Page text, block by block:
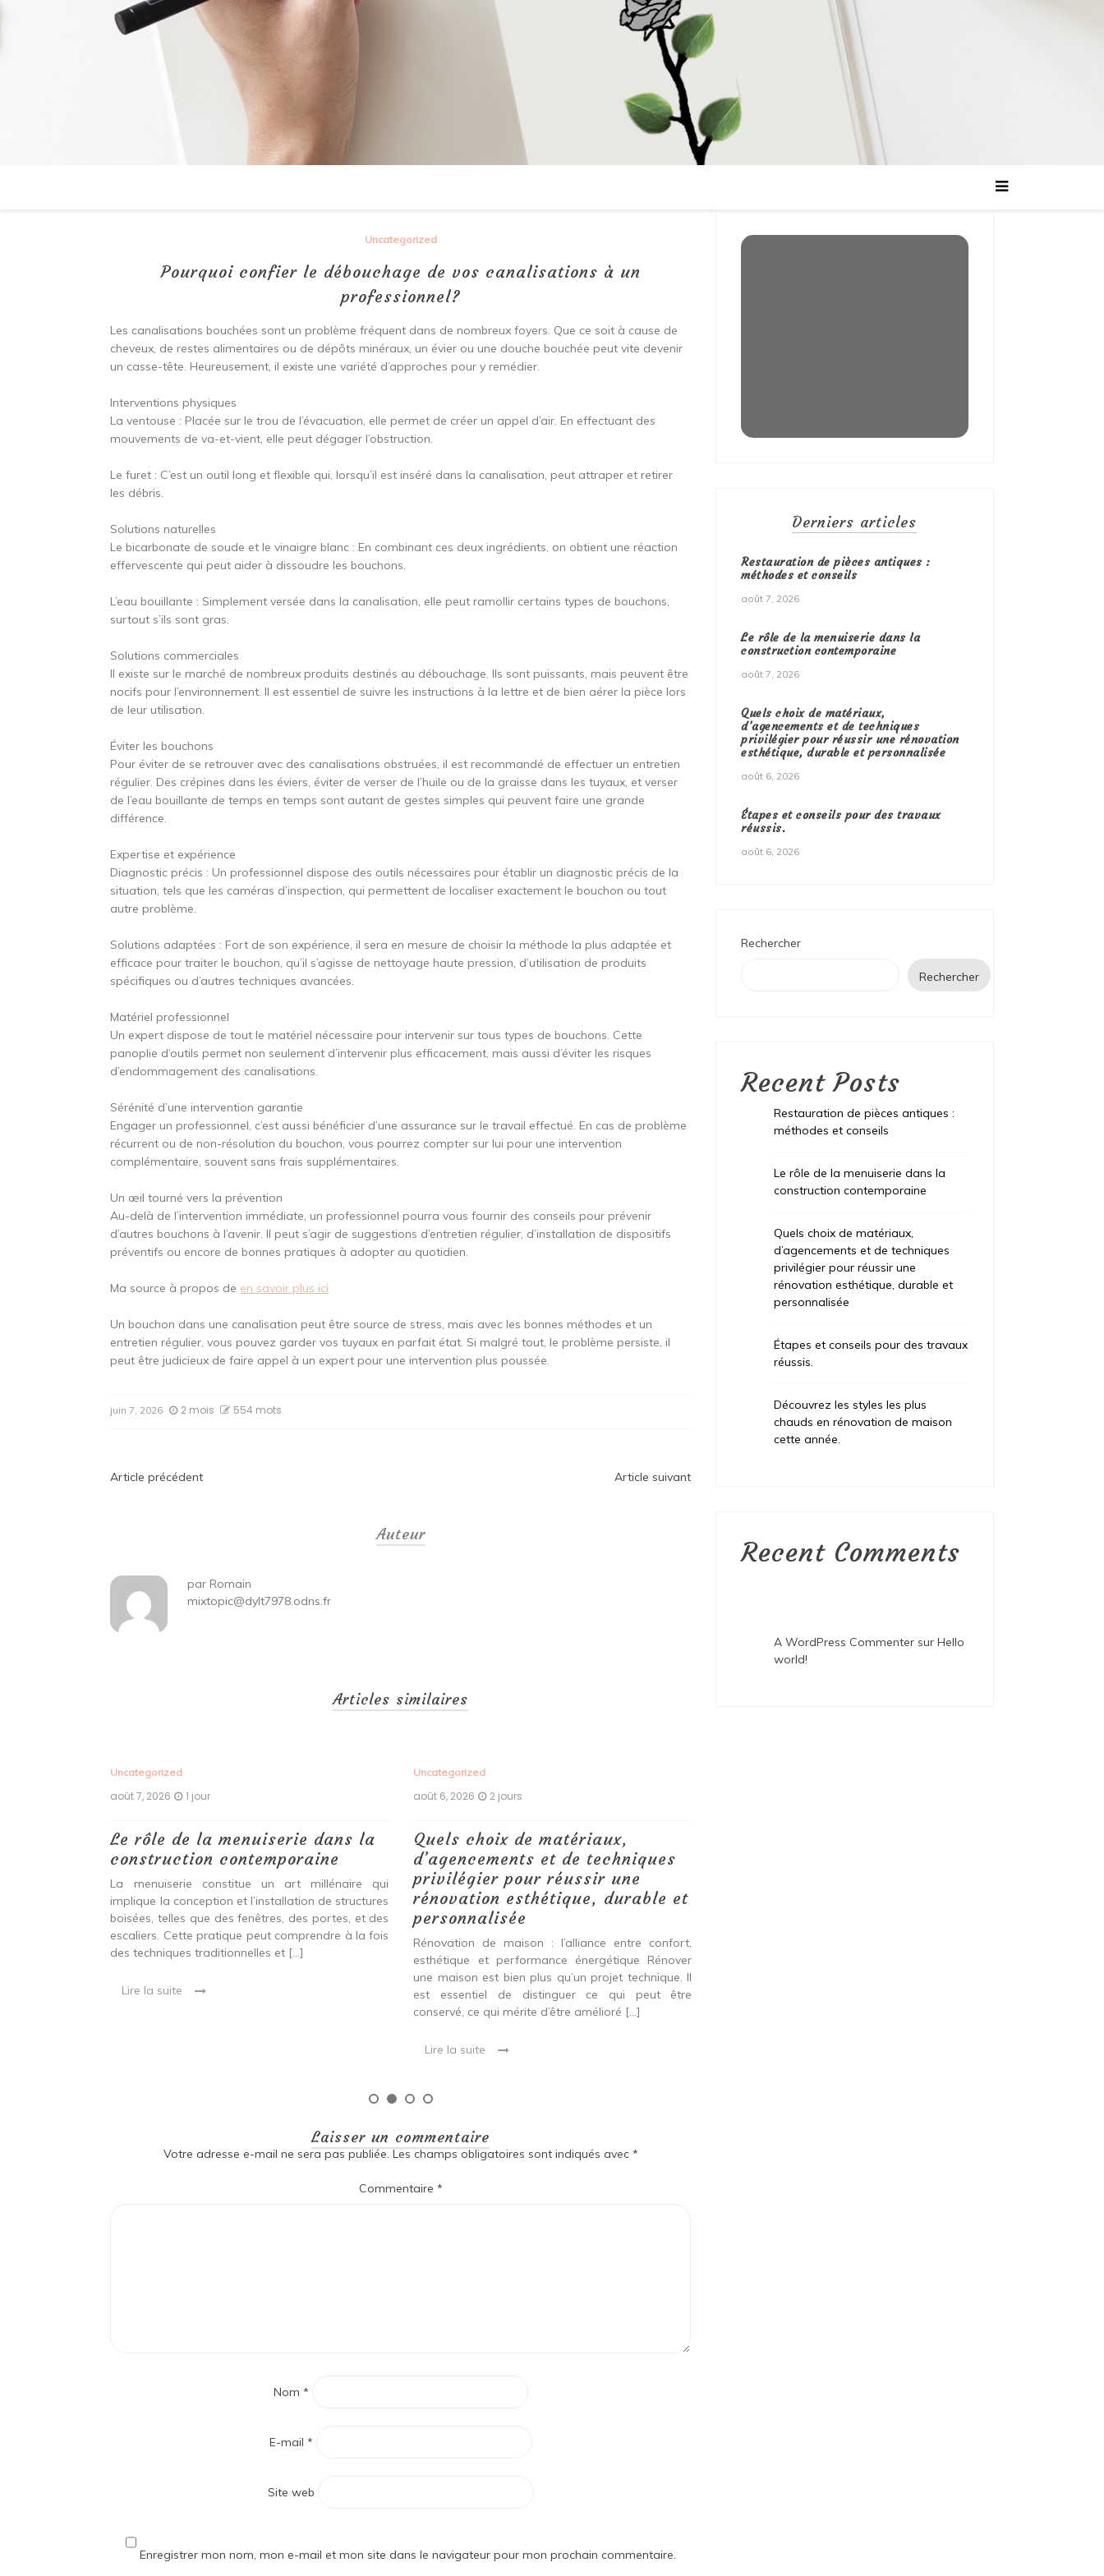
Uncategorized
Pourquoi confier le débouchage de vos canalisations à un
professionnel?
Les canalisations bouchées sont un problème fréquent dans de nombreux foyers. Que ce soit à cause de
cheveux, de restes alimentaires ou de dépôts minéraux, un évier ou une douche bouchée peut vite devenir
un casse-tête. Heureusement, il existe une variété d’approches pour y remédier.
Interventions physiques
La ventouse : Placée sur le trou de l’évacuation, elle permet de créer un appel d’air. En effectuant des
mouvements de va-et-vient, elle peut dégager l’obstruction.
Le furet : C’est un outil long et flexible qui, lorsqu’il est inséré dans la canalisation, peut attraper et retirer
les débris.
Solutions naturelles
Le bicarbonate de soude et le vinaigre blanc : En combinant ces deux ingrédients, on obtient une réaction
effervescente qui peut aider à dissoudre les bouchons.
L’eau bouillante : Simplement versée dans la canalisation, elle peut ramollir certains types de bouchons,
surtout s’ils sont gras.
Solutions commerciales
Il existe sur le marché de nombreux produits destinés au débouchage. Ils sont puissants, mais peuvent être
nocifs pour l’environnement. Il est essentiel de suivre les instructions à la lettre et de bien aérer la pièce lors
de leur utilisation.
Éviter les bouchons
Pour éviter de se retrouver avec des canalisations obstruées, il est recommandé de effectuer un entretien
régulier. Des crépines dans les éviers, éviter de verser de l’huile ou de la graisse dans les tuyaux, et verser
de l’eau bouillante de temps en temps sont autant de gestes simples qui peuvent faire une grande
différence.
Expertise et expérience
Diagnostic précis : Un professionnel dispose des outils nécessaires pour établir un diagnostic précis de la
situation, tels que les caméras d’inspection, qui permettent de localiser exactement le bouchon ou tout
autre problème.
Solutions adaptées : Fort de son expérience, il sera en mesure de choisir la méthode la plus adaptée et
efficace pour traiter le bouchon, qu’il s’agisse de nettoyage haute pression, d’utilisation de produits
spécifiques ou d’autres techniques avancées.
Matériel professionnel
Un expert dispose de tout le matériel nécessaire pour intervenir sur tous types de bouchons. Cette
panoplie d’outils permet non seulement d’intervenir plus efficacement, mais aussi d’éviter les risques
d’endommagement des canalisations.
Sérénité d’une intervention garantie
Engager un professionnel, c’est aussi bénéficier d’une assurance sur le travail effectué. En cas de problème
récurrent ou de non-résolution du bouchon, vous pourrez compter sur lui pour une intervention
complémentaire, souvent sans frais supplémentaires.
Un œil tourné vers la prévention
Au-delà de l’intervention immédiate, un professionnel pourra vous fournir des conseils pour prévenir
d’autres bouchons à l’avenir. Il peut s’agir de suggestions d’entretien régulier, d’installation de dispositifs
préventifs ou encore de bonnes pratiques à adopter au quotidien.
Ma source à propos de en savoir plus ici
Un bouchon dans une canalisation peut être source de stress, mais avec les bonnes méthodes et un
entretien régulier, vous pouvez garder vos tuyaux en parfait état. Si malgré tout, le problème persiste, il
peut être judicieux de faire appel à un expert pour une intervention plus poussée.
juin 7, 2026 2 mois 554 mots
Navigation
Article précédent Article suivant
Auteur
par Romain
mixtopic@dylt7978.odns.fr
Articles similaires
Uncategorized
août 7, 2026 1 jour
Le rôle de la menuiserie dans la
construction contemporaine
La menuiserie constitue un art millénaire qui
implique la conception et l’installation de structures
boisées, telles que des fenêtres, des portes, et des
escaliers. Cette pratique peut comprendre à la fois
des techniques traditionnelles et […]
Lire la suite
Uncategorized
août 6, 2026 2 jours
Quels choix de matériaux,
d’agencements et de techniques
privilégier pour réussir une
rénovation esthétique, durable et
personnalisée
Rénovation de maison : l’alliance entre confort,
esthétique et performance énergétique Rénover
une maison est bien plus qu’un projet technique. Il
est essentiel de distinguer ce qui peut être
conservé, ce qui mérite d’être amélioré […]
Lire la suite
Laisser un commentaire
Votre adresse e-mail ne sera pas publiée. Les champs obligatoires sont indiqués avec *
Commentaire *
Nom *
E-mail *
Site web
Enregistrer mon nom, mon e-mail et mon site dans le navigateur pour mon prochain commentaire.
Derniers articles
Restauration de pièces antiques :
méthodes et conseils
août 7, 2026
Le rôle de la menuiserie dans la
construction contemporaine
août 7, 2026
Quels choix de matériaux,
d’agencements et de techniques
privilégier pour réussir une rénovation
esthétique, durable et personnalisée
août 6, 2026
Étapes et conseils pour des travaux
réussis.
août 6, 2026
Rechercher
Rechercher
Recent Posts
Restauration de pièces antiques :
méthodes et conseils
Le rôle de la menuiserie dans la
construction contemporaine
Quels choix de matériaux,
d’agencements et de techniques
privilégier pour réussir une
rénovation esthétique, durable et
personnalisée
Étapes et conseils pour des travaux
réussis.
Découvrez les styles les plus
chauds en rénovation de maison
cette année.
Recent Comments
A WordPress Commenter surHello
world!